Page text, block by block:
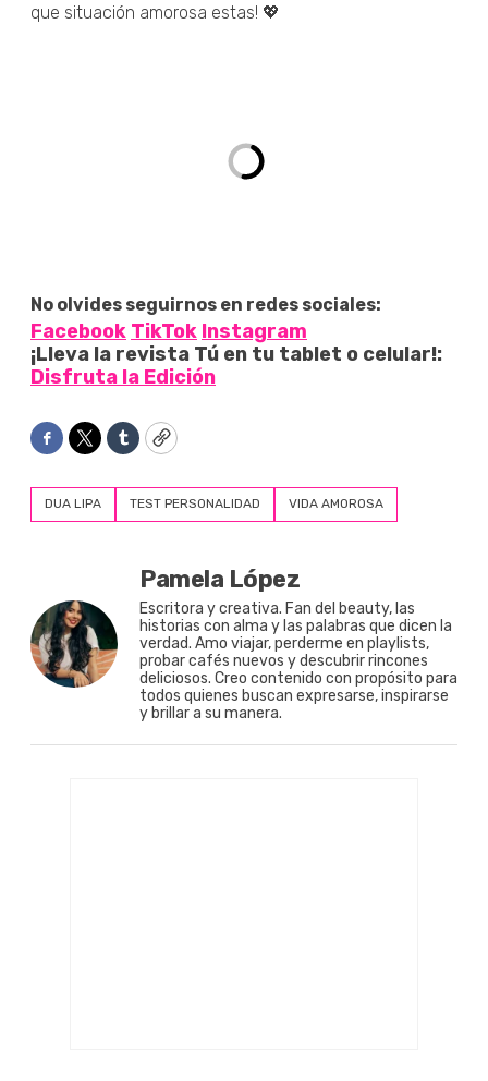
que situación amorosa estas! 💖
No olvides seguirnos en redes sociales:
Facebook TikTok Instagram
¡Lleva la revista Tú en tu tablet o celular!:
Disfruta la Edición
Facebook
TwitterTumblrCopy
DUA LIPA TEST PERSONALIDAD VIDA AMOROSA
Pamela López
Escritora y creativa. Fan del beauty, las
historias con alma y las palabras que dicen la
verdad. Amo viajar, perderme en playlists,
probar cafés nuevos y descubrir rincones
deliciosos. Creo contenido con propósito para
todos quienes buscan expresarse, inspirarse
y brillar a su manera.